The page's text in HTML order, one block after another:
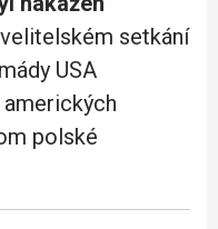
setkání
USA
polské